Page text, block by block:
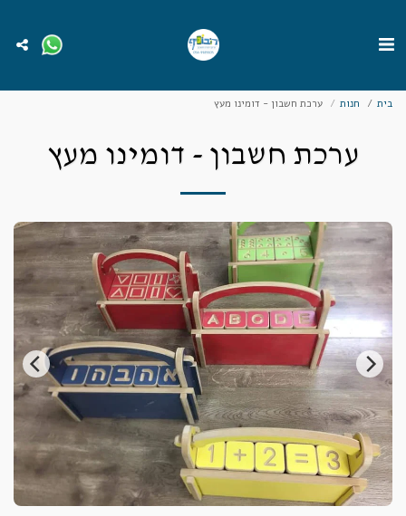
בית חנות ערכת חשבון - דומינו מעץ
ערכת חשבון - דומינו מעץ